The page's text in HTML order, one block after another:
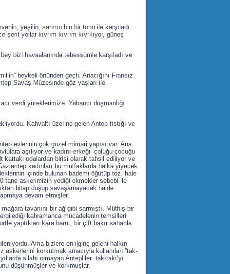
yeşilin, sarının bin bir tonu ile karşıladı
yollar kıvrım kıvrım kıvrılıyor, güneş
bizi havaalanında tebessümle karşıladı ve
heykeli önünden geçti. Anacığını Fransız
Savaş Müzesinde göz yaşları ile
verdi yüreklerimize. Yabancı düşmanlığı
Kahvaltı üzerine gelen Antep fıstığı ve
evlerinin çok güzel mimari yapısı var. Ana
açılıyor ve kadını-erkeği- çoluğu-çocuğu
kattaki odalardan birisi olarak tahsil ediliyor ve
kadınları bu mutfaklarda halka yiyecek
içinde bulunan bademi öğütüp toz hale
tane askerimizin yediği ekmekler sebebi ile
bitap düşüp savaşamayacak halde
devam etmişler.
tavanını bir ağ gibi sarmıştı. Müthiş bir
kahramanca mücadelenin temsilleri
yaptıkları kara barut, bir çift bakır sahanla
Ama bizlere en ilginç geleni halkın
askerlerini korkutmak amacıyla kullanılan ”tak-
silahı olmayan Antepliler tak-takı’yı
düşünmüşler ve korkmuşlar.